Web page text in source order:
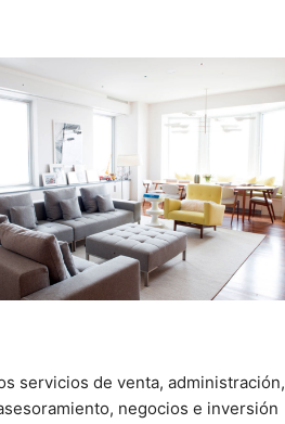
servicios de venta, administración,
negocios e inversión